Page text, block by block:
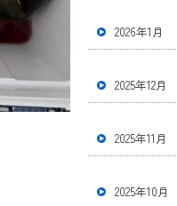
2026年1月
2025年12月
2025年11月
2025年10月